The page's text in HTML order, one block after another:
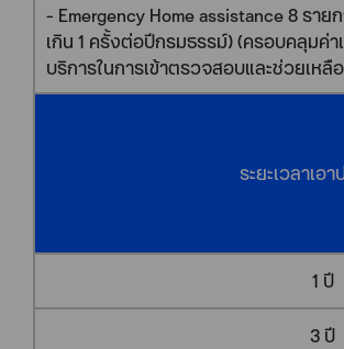
- Emergency Home assistance 8 รา
เกิน 1 ครั้งต่อปีกรมธรรม์) (ครอบคลุมค่
บริการในการเข้าตรวจสอบและช่วยเหลื
ระยะเวลาเอ
1 ปี
3 ปี